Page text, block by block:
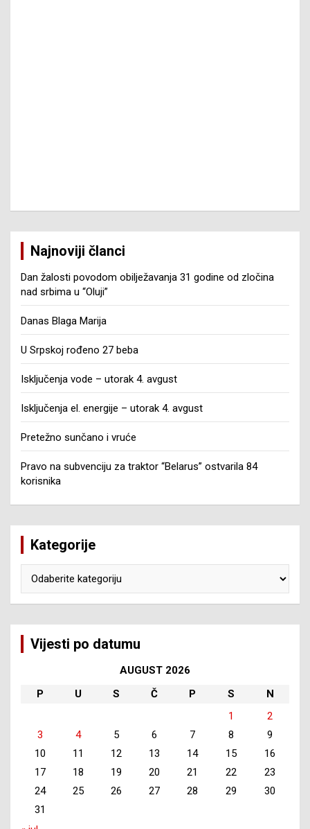
Najnoviji članci
Dan žalosti povodom obilježavanja 31 godine od zločina
nad srbima u “Oluji”
Danas Blaga Marija
U Srpskoj rođeno 27 beba
Isključenja vode – utorak 4. avgust
Isključenja el. energije – utorak 4. avgust
Pretežno sunčano i vruće
Pravo na subvenciju za traktor “Belarus” ostvarila 84
korisnika
Kategorije
Vijesti po datumu
AUGUST 2026
P
U S Č P S
N
1
2
3
4 5 6 7 8
9
10
11 12 13 14 15
16
17
18 19 20 21 22
23
24
25 26 27 28 29
30
31